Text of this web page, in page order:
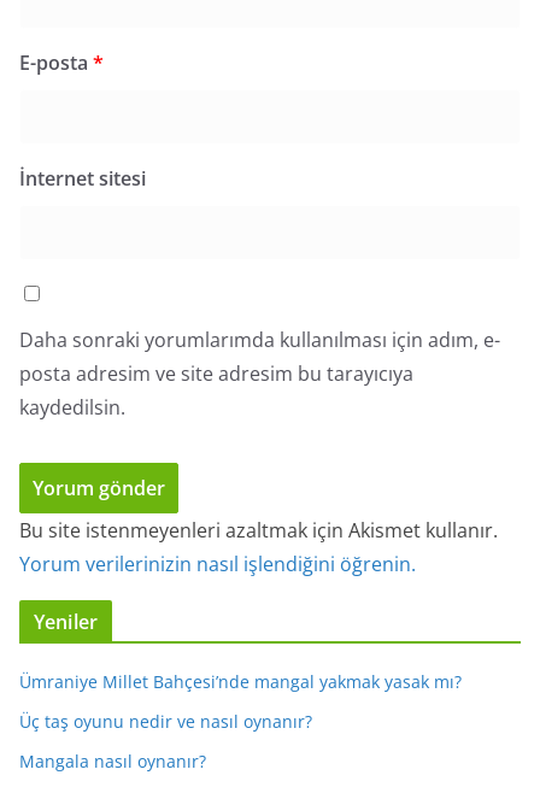
E-posta *
İnternet sitesi
Daha sonraki yorumlarımda kullanılması için adım, e-
posta adresim ve site adresim bu tarayıcıya
kaydedilsin.
Bu site istenmeyenleri azaltmak için Akismet kullanır.
Yorum verilerinizin nasıl işlendiğini öğrenin.
Yeniler
Ümraniye Millet Bahçesi’nde mangal yakmak yasak mı?
Üç taş oyunu nedir ve nasıl oynanır?
Mangala nasıl oynanır?